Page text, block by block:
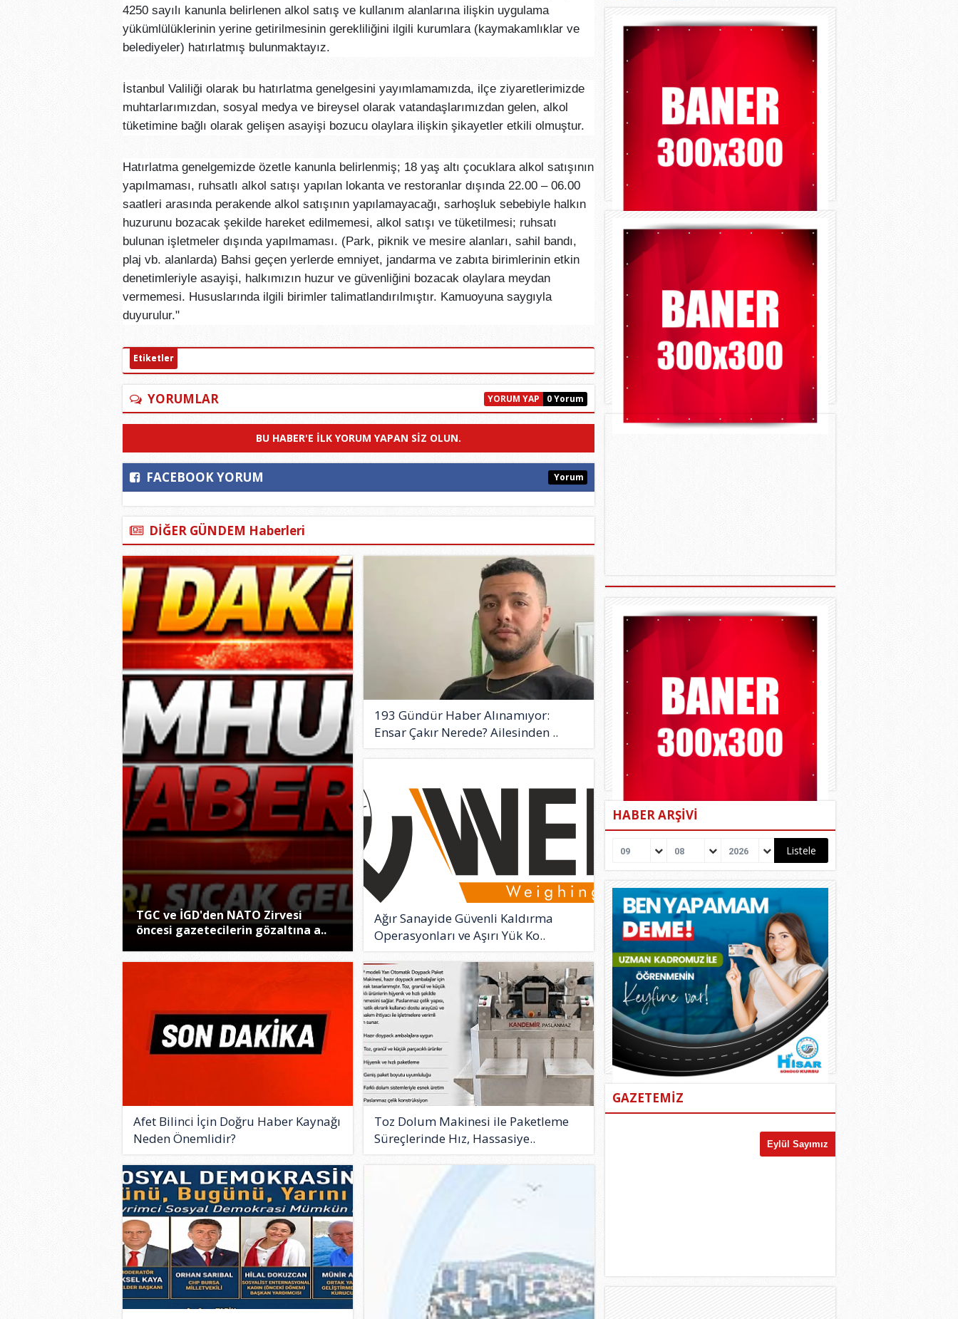
4250 sayılı kanunla belirlenen alkol satış ve kullanım alanlarına ilişkin uygulama
yükümlülüklerinin yerine getirilmesinin gerekliliğini ilgili kurumlara (kaymakamlıklar ve
belediyeler) hatırlatmış bulunmaktayız.
İstanbul Valiliği olarak bu hatırlatma genelgesini yayımlamamızda, ilçe ziyaretlerimizde
muhtarlarımızdan, sosyal medya ve bireysel olarak vatandaşlarımızdan gelen, alkol
tüketimine bağlı olarak gelişen asayişi bozucu olaylara ilişkin şikayetler etkili olmuştur.
Hatırlatma genelgemizde özetle kanunla belirlenmiş; 18 yaş altı çocuklara alkol satışının
yapılmaması, ruhsatlı alkol satışı yapılan lokanta ve restoranlar dışında 22.00 – 06.00
saatleri arasında perakende alkol satışının yapılamayacağı, sarhoşluk sebebiyle halkın
huzurunu bozacak şekilde hareket edilmemesi, alkol satışı ve tüketilmesi; ruhsatı
bulunan işletmeler dışında yapılmaması. (Park, piknik ve mesire alanları, sahil bandı,
plaj vb. alanlarda) Bahsi geçen yerlerde emniyet, jandarma ve zabıta birimlerinin etkin
denetimleriyle asayişi, halkımızın huzur ve güvenliğini bozacak olaylara meydan
vermemesi. Hususlarında ilgili birimler talimatlandırılmıştır. Kamuoyuna saygıyla
duyurulur."
Etiketler
YORUMLAR 0 Yorum
YORUM YAP
BU HABER'E ILK YORUM YAPAN SIZ OLUN.
FACEBOOK YORUM Yorum
DİĞER GÜNDEM Haberleri
TGC ve İGD'den NATO Zirvesi
öncesi gazetecilerin gözaltına a..
193 Gündür Haber Alınamıyor:
Ensar Çakır Nerede? Ailesinden ..
Ağır Sanayide Güvenli Kaldırma
Operasyonları ve Aşırı Yük Ko..
Afet Bilinci İçin Doğru Haber Kaynağı
Neden Önemlidir?
Toz Dolum Makinesi ile Paketleme
Süreçlerinde Hız, Hassasiye..
HABER ARŞİVİ
09 08 2026
GAZETEMİZ